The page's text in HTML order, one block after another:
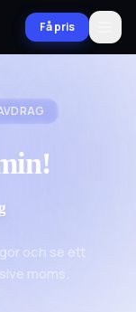
Få pris
och se ett
moms.